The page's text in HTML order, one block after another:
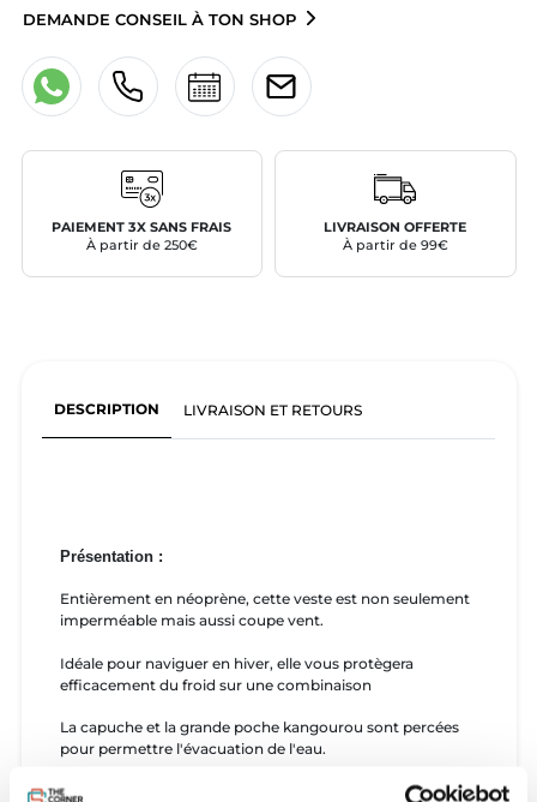
DEMANDE CONSEIL À TON SHOP
PAIEMENT 3X SANS FRAIS
À partir de 250€
LIVRAISON OFFERTE
À partir de 99€
DESCRIPTION LIVRAISON ET RETOURS
Présentation :
Entièrement en néoprène, cette veste est non seulement
imperméable mais aussi coupe vent.
Idéale pour naviguer en hiver, elle vous protègera
efficacement du froid sur une combinaison
La capuche et la grande poche kangourou sont percées
pour permettre l'évacuation de l'eau.
Très confortable avec sa coupe ample, elle a été imaginé